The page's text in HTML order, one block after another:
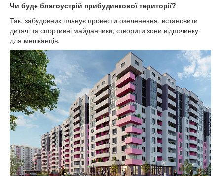
Чи буде благоустрій прибудинкової території?
Так, забудовник планує провести озеленення, встановити
дитячі та спортивні майданчики, створити зони відпочинку
для мешканців.